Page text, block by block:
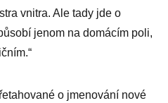
vnitra. Ale tady jde o
jenom na domácím poli,
o jmenování nové